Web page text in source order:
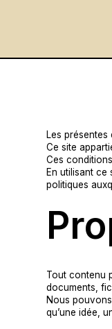
Les présentes
Ce site
Ces
En utilisant ce
politiques
Tout contenu
documents,
Nous
qu’une idée,